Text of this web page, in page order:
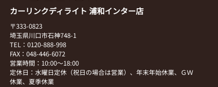
カーリンクディライト 浦和インター店
〒333-0823
埼玉県川口市石神748-1
TEL：0120-888-998
FAX：048-446-6072
営業時間：10:00～18:00
定休日：水曜日定休（祝日の場合は営業）、年末年始休業、ＧＷ
休業、夏季休業